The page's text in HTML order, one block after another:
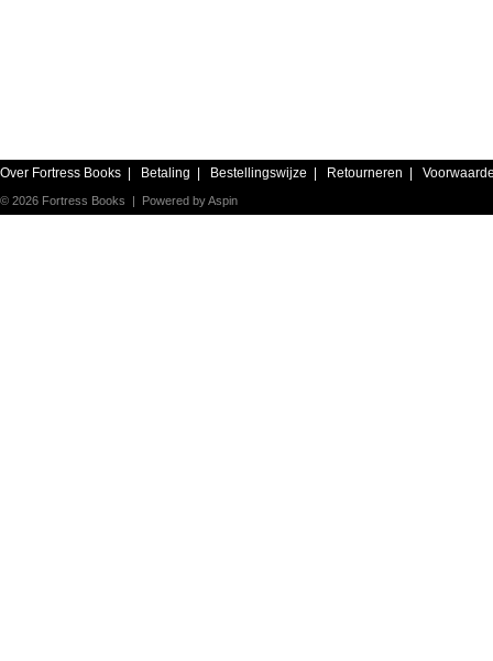
Over Fortress Books Betaling Bestellingswijze Retourneren
© 2026 Fortress Books | Powered byAspin